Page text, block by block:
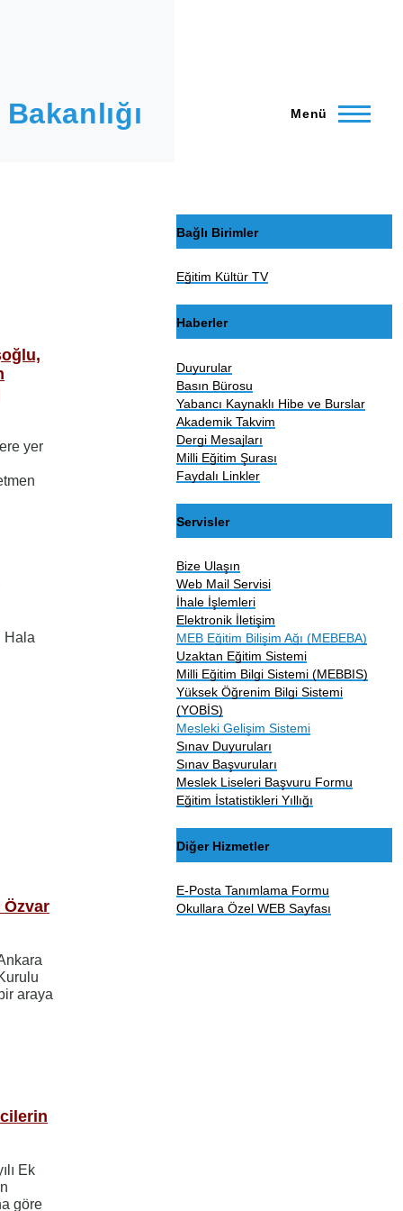
Menü
yer
Hala
Özvar
araya
Ek
göre
Bağlı Birimler
Eğitim Kültür TV
Haberler
Duyurular
Basın Bürosu
Yabancı Kaynaklı Hibe ve Burslar
Akademik Takvim
Dergi Mesajları
Milli Eğitim Şurası
Faydalı Linkler
Servisler
Bize Ulaşın
Web Mail Servisi
İhale İşlemleri
Elektronik İletişim
MEB Eğitim Bilişim Ağı (MEBEBA)
Uzaktan Eğitim Sistemi
Milli Eğitim Bilgi Sistemi (MEBBIS)
Yüksek Öğrenim Bilgi Sistemi
(YOBİS)
Mesleki Gelişim Sistemi
Sınav Duyuruları
Sınav Başvuruları
Meslek Liseleri Başvuru Formu
Eğitim İstatistikleri Yıllığı
Diğer Hizmetler
E-Posta Tanımlama Formu
Okullara Özel WEB Sayfası